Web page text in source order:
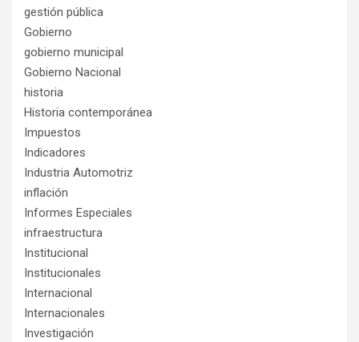
gestión pública
Gobierno
gobierno municipal
Gobierno Nacional
historia
Historia contemporánea
Impuestos
Indicadores
Industria Automotriz
inflación
Informes Especiales
infraestructura
Institucional
Institucionales
Internacional
Internacionales
Investigación